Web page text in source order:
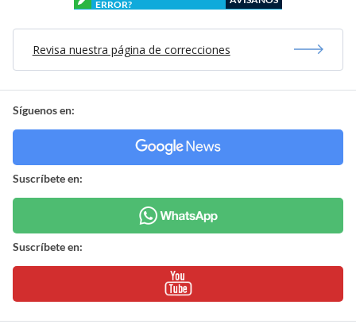
ERROR?
Revisa nuestra página de correcciones
Síguenos en:
Suscríbete en:
Suscríbete en: